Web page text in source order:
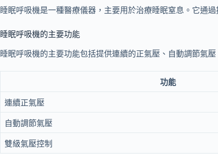
睡眠呼吸機是一種醫療儀器，主要用於治療睡眠窒息。它通
睡眠呼吸機的主要功能
睡眠呼吸機的主要功能包括提供連續的正氣壓、自動調節氣
功能
連續正氣壓
自動調節氣壓
雙級氣壓控制